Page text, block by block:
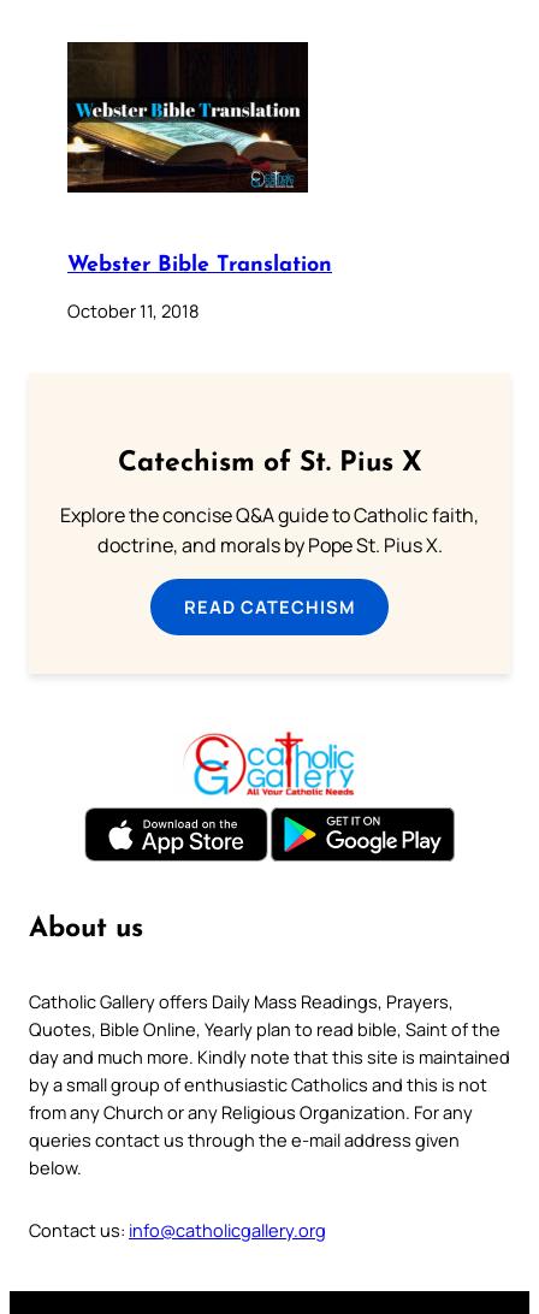
Webster Bible Translation
October 11, 2018
Catechism of St. Pius X
Explore the concise Q&A guide to Catholic faith,
doctrine, and morals by Pope St. Pius X.
READ CATECHISM
About us
Catholic Gallery offers Daily Mass Readings, Prayers,
Quotes, Bible Online, Yearly plan to read bible, Saint of the
day and much more. Kindly note that this site is maintained
by a small group of enthusiastic Catholics and this is not
from any Church or any Religious Organization. For any
queries contact us through the e-mail address given
below.
Contact us: info@catholicgallery.org